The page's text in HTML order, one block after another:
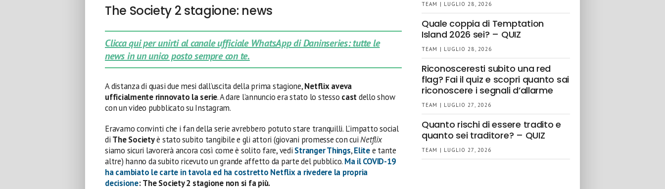
The Society 2 stagione: news
Clicca qui per unirti al canale ufficiale WhatsApp di Daninseries: tutte le
news in un unico posto sempre con te.
A distanza di quasi due mesi dall’uscita della prima stagione,Netflix aveva
ufficialmente rinnovato la serie. A dare l’annuncio era stato lo stesso castdello show
con un video pubblicato su Instagram.
Eravamo convinti che i fan della serie avrebbero potuto stare tranquilli. L’impatto social
di The Societyè stato subito tangibile e gli attori (giovani promesse con cuiNetflix
siamo sicuri lavorerà ancora così come è solito fare, vedi Stranger Things,Elitee tante
altre) hanno da subito ricevuto un grande affetto da parte del pubblico. Mail COVID-19
ha cambiato le carte in tavola ed ha costretto Netflix a rivedere la propria
decisione: The Society 2 stagione non si fa più.
TEAM | LUGLIO 28, 2026
Quale coppia di Temptation
Island 2026 sei? – QUIZ
TEAM | LUGLIO 28, 2026
Riconosceresti subito una red
flag? Fai il quiz e scopri quanto sai
riconoscere i segnali d’allarme
TEAM | LUGLIO 27, 2026
Quanto rischi di essere tradito e
quanto sei traditore? – QUIZ
TEAM | LUGLIO 27, 2026